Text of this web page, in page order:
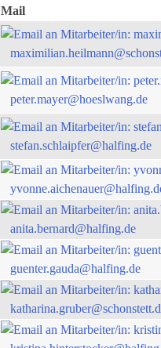
Mail
peter.mayer@hoeslwang.de
stefan.schlaipfer@halfing.de
anita.bernard@halfing.de
guenter.gauda@halfing.de